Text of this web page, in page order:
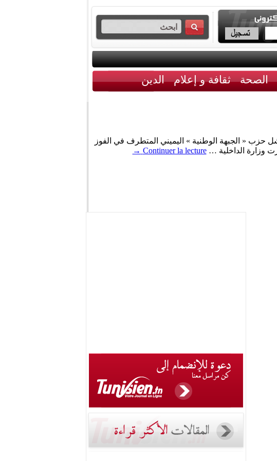
الصحة ثقافة و إعلام الدين
فشل حزب « الجبهة الوطنية » اليميني المتطرف في الفوز
وزارة الداخلية …Continuer la lecture
→